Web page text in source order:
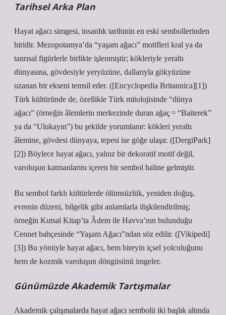
Tarihsel Arka Plan
Hayat ağacı simgesi, insanlık tarihinin en eski sembollerinden
biridir. Mezopotamya’da “yaşam ağacı” motifleri kral ya da
tanrısal figürlerle birlikte işlenmiştir; kökleriyle yeraltı
dünyasına, gövdesiyle yeryüzüne, dallarıyla gökyüzüne
uzanan bir ekseni temsil eder. ([Encyclopedia Britannica][1])
Türk kültüründe de, özellikle Türk mitolojisinde “dünya
ağacı” (örneğin âlemlerin merkezinde duran ağaç = “Baiterek”
ya da “Ulukayın”) bu şekilde yorumlanır: kökleri yeraltı
âlemine, gövdesi dünyaya, tepesi ise göğe ulaşır. ([DergiPark]
[2]) Böylece hayat ağacı, yalnız bir dekoratif motif değil,
varoluşun katmanlarını içeren bir sembol haline gelmiştir.
Bu sembol farklı kültürlerde ölümsüzlük, yeniden doğuş,
evrenin düzeni, bilgelik gibi anlamlarla ilişkilendirilmiş;
örneğin Kutsal Kitap’ta Âdem ile Havva’nın bulunduğu
Cennet bahçesinde “Yaşam Ağacı”ndan söz edilir. ([Vikipedi]
[3]) Bu yönüyle hayat ağacı, hem bireyin içsel yolculuğunu
hem de kozmik varoluşun döngüsünü imgeler.
Günümüzde Akademik Tartışmalar
Akademik çalışmalarda hayat ağacı sembolü iki başlık altında